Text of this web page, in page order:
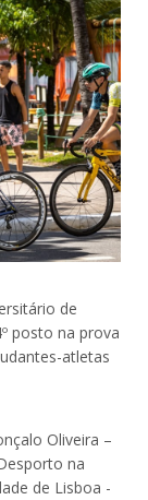
de
posto na prova
atletas
Oliveira –
na
de Lisboa -